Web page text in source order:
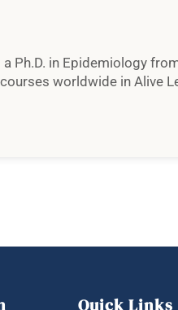
Ph.D. in Epidemiology
worldwide in Alive
Quick Links